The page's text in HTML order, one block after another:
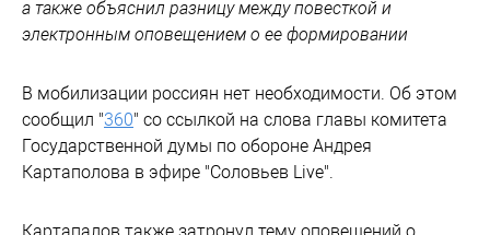
а также объяснил разницу между повесткой и
электронным оповещением о ее формировании
В мобилизации россиян нет необходимости. Об этом
сообщил "360" со ссылкой на слова главы комитета
Государственной думы по обороне Андрея
Картаполова в эфире "Соловьев Live".